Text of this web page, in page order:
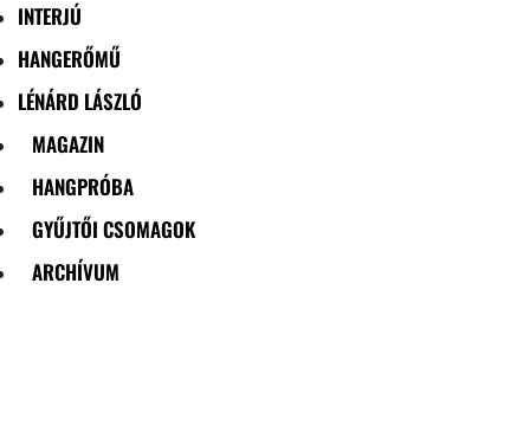
INTERJÚ
HANGERŐMŰ
LÉNÁRD LÁSZLÓ
MAGAZIN
HANGPRÓBA
GYŰJTŐI CSOMAGOK
ARCHÍVUM